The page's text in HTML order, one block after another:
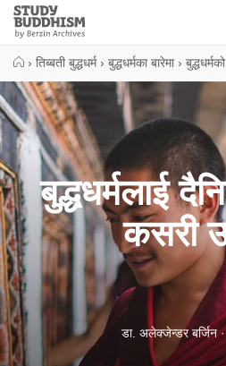
Close
Study
Buddhism
› तिब्बती बुद्धधर्म › बुद्धधर्मका बारेमा ›
बुद्धधर्मलाई
कसरी
डा. अलेक्जेन्डर बर्जिन